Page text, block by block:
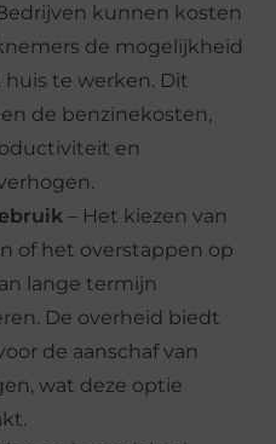
kunnen kosten
de mogelijkheid
te werken. Dit
de benzinekosten,
en
– Het kiezen van
of het overstappen op
lange termijn
De overheid biedt
de aanschaf van
wat deze optie